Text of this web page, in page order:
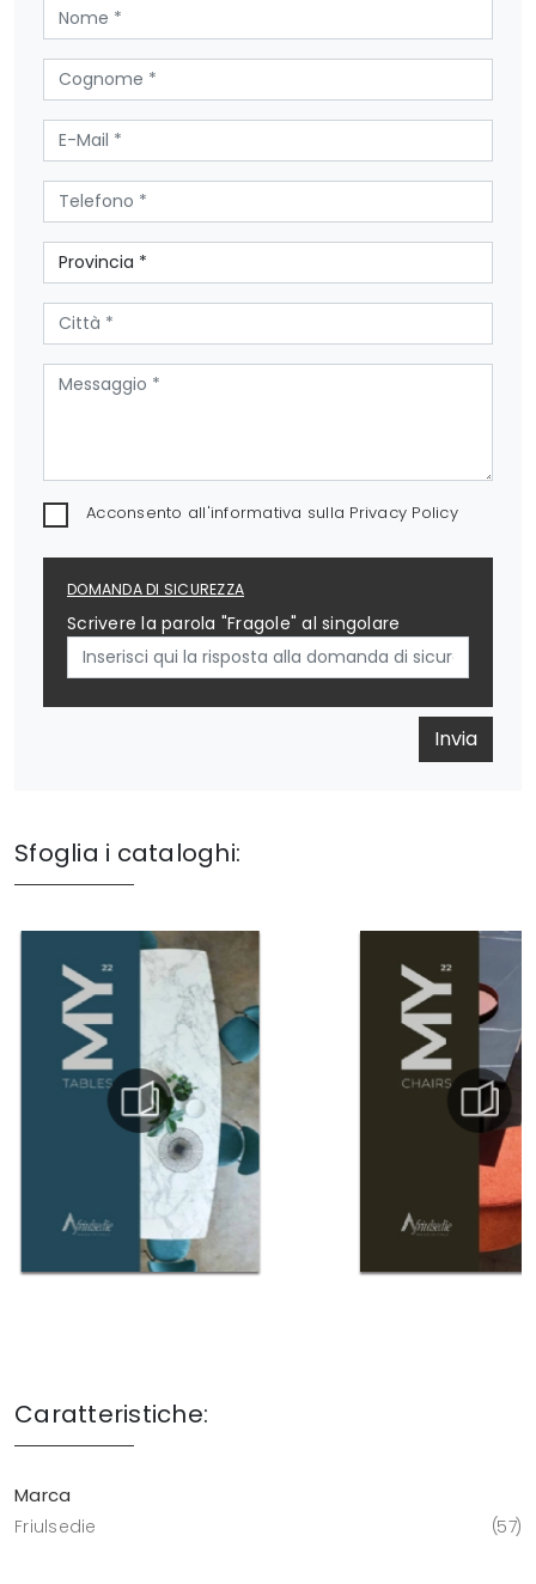
Acconsento all'informativa sulla Privacy Policy
DOMANDA DI SICUREZZA
Scrivere la parola "Fragole" al singolare
Invia
Sfoglia i cataloghi:
Caratteristiche:
Marca
Friulsedie 57